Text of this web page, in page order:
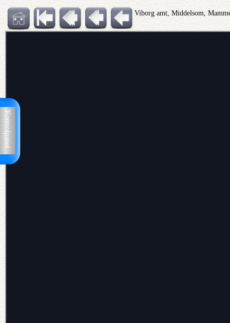
Kontrolpanel
Viborg amt, Middelsom,